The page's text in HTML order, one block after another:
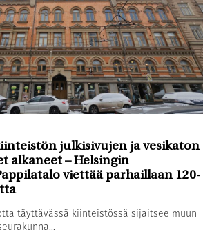
julkisivujen ja vesikaton
alkaneet – Helsingin
viettää parhaillaan 120-
täyttävässä kiinteistössä sijaitsee muun